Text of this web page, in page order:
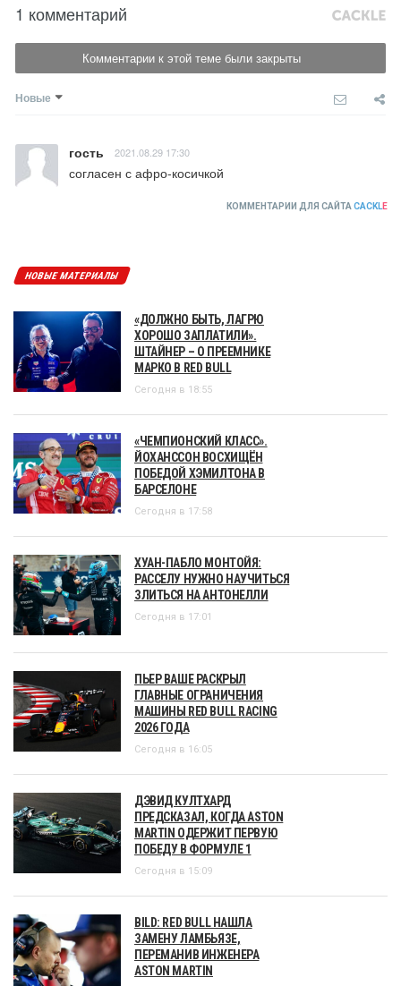
1 комментарий
Комментарии к этой теме были закрыты
Новые
гость 2021.08.29 17:30
согласен с афро-косичкой
КОММЕНТАРИИ ДЛЯ САЙТА CACKLE
НОВЫЕ МАТЕРИАЛЫ
«ДОЛЖНО БЫТЬ, ЛАГРЮ
ХОРОШО ЗАПЛАТИЛИ».
ШТАЙНЕР – О ПРЕЕМНИКЕ
МАРКО В RED BULL
Сегодня в 18:55
«ЧЕМПИОНСКИЙ КЛАСС».
ЙОХАНССОН ВОСХИЩЁН
ПОБЕДОЙ ХЭМИЛТОНА В
БАРСЕЛОНЕ
Сегодня в 17:58
ХУАН-ПАБЛО МОНТОЙЯ:
РАССЕЛУ НУЖНО НАУЧИТЬСЯ
ЗЛИТЬСЯ НА АНТОНЕЛЛИ
Сегодня в 17:01
ПЬЕР ВАШЕ РАСКРЫЛ
ГЛАВНЫЕ ОГРАНИЧЕНИЯ
МАШИНЫ RED BULL RACING
2026 ГОДА
Сегодня в 16:05
ДЭВИД КУЛТХАРД
ПРЕДСКАЗАЛ, КОГДА ASTON
MARTIN ОДЕРЖИТ ПЕРВУЮ
ПОБЕДУ В ФОРМУЛЕ 1
Сегодня в 15:09
BILD: RED BULL НАШЛА
ЗАМЕНУ ЛАМБЬЯЗЕ,
ПЕРЕМАНИВ ИНЖЕНЕРА
ASTON MARTIN